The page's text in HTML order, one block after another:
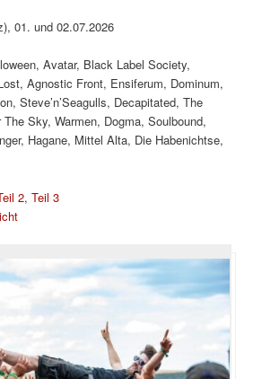
01. und 02.07.2026
Avatar, Black Label Society,
Agnostic Front, Ensiferum, Dominum,
Steve’n’Seagulls, Decapitated, The
Sky, Warmen, Dogma, Soulbound,
Hagane, Mittel Alta, Die Habenichtse,
2,Teil 3